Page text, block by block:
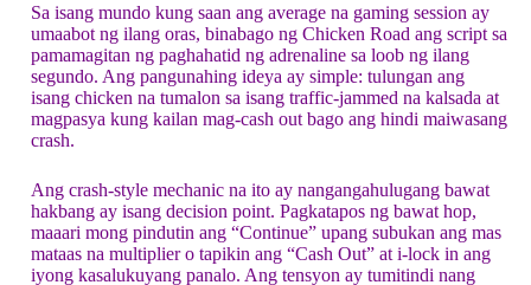
Sa isang mundo kung saan ang average na gaming session ay
umaabot ng ilang oras, binabago ng Chicken Road ang script sa
pamamagitan ng paghahatid ng adrenaline sa loob ng ilang
segundo. Ang pangunahing ideya ay simple: tulungan ang
isang chicken na tumalon sa isang traffic‑jammed na kalsada at
magpasya kung kailan mag-cash out bago ang hindi maiwasang
crash.
Ang crash‑style mechanic na ito ay nangangahulugang bawat
hakbang ay isang decision point. Pagkatapos ng bawat hop,
maaari mong pindutin ang “Continue” upang subukan ang mas
mataas na multiplier o tapikin ang “Cash Out” at i-lock in ang
iyong kasalukuyang panalo. Ang tensyon ay tumitindi nang